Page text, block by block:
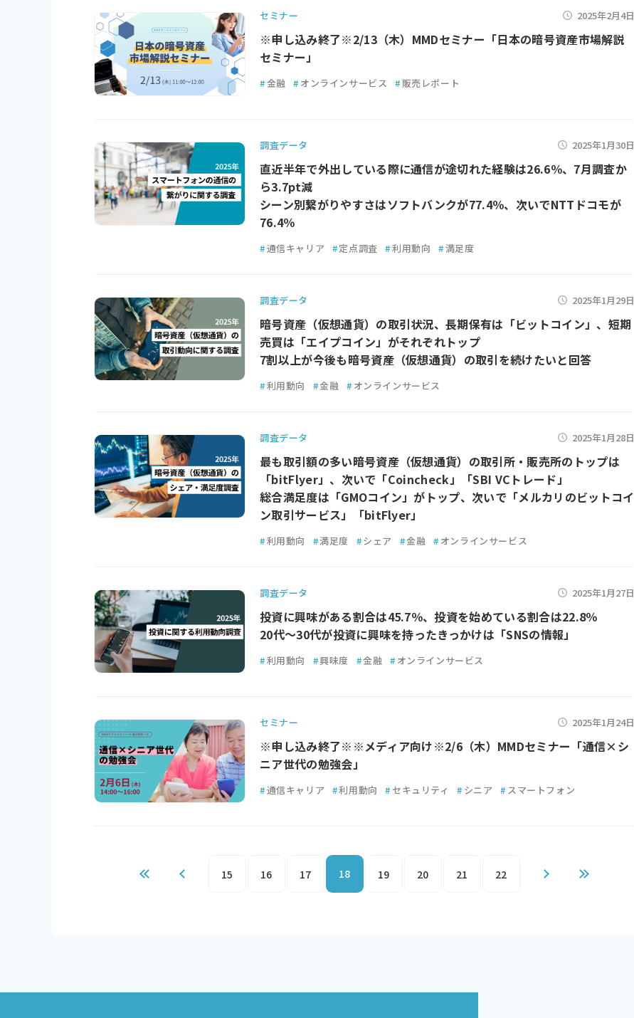
セミナー 2025年2月4日
※申し込み終了※2/13（木）MMDセミナー「日本の暗号資産市場解説
セミナー」
#金融 # オンラインサービス # 販売レポート
調査データ 2025年1月30日
直近半年で外出している際に通信が途切れた経験は26.6％、7月調査か
ら3.7pt減
シーン別繋がりやすさはソフトバンクが77.4％、次いでNTTドコモが
76.4％
#通信キャリア #定点調査 #利用動向 #満足度
調査データ 2025年1月29日
暗号資産（仮想通貨）の取引状況、長期保有は「ビットコイン」、短期
売買は「エイプコイン」がそれぞれトップ
7割以上が今後も暗号資産（仮想通貨）の取引を続けたいと回答
#利用動向 #金融 # オンラインサービス
調査データ 2025年1月28日
最も取引額の多い暗号資産（仮想通貨）の取引所・販売所のトップは
「bitFlyer」、次いで「Coincheck」「SBI VCトレード」
総合満足度は「GMOコイン」がトップ、次いで「メルカリのビットコイ
ン取引サービス」「bitFlyer」
#利用動向 #満足度 #シェア #金融 # オンラインサービス
調査データ 2025年1月27日
投資に興味がある割合は45.7％、投資を始めている割合は22.8％
20代～30代が投資に興味を持ったきっかけは「SNSの情報」
#利用動向 #興味度 #金融 # オンラインサービス
セミナー 2025年1月24日
※申し込み終了※※メディア向け※2/6（木）MMDセミナー「通信×シ
ニア世代の勉強会」
#通信キャリア #利用動向 # セキュリティ # シニア # スマートフォン
15 16 17 18 19 20 21 22